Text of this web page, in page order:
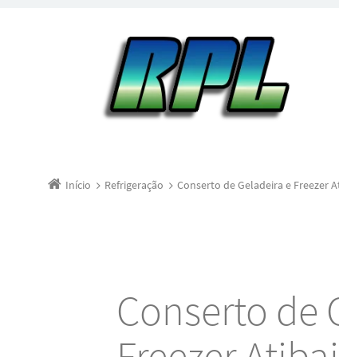
Início Refrigeração Conserto de Geladeira e Freezer
Conserto de